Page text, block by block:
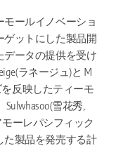
モールイノベーショ
ゲットにした製品開
データの提供を受け
ラネージュ)と M
反映したティーモ
雪花秀,
モーレパシフィック
た製品を発売する計